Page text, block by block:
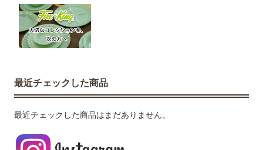
最近チェックした商品
最近チェックした商品はまだありません。